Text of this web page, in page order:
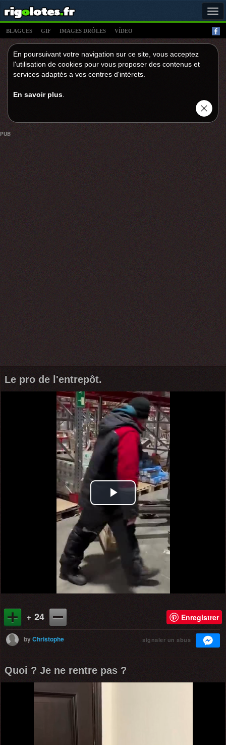
BLAGUES GIF IMAGES DRÔLES VÍDEO
En poursuivant votre navigation sur ce site, vous acceptez
l'utilisation de cookies pour vous proposer des contenus et
services adaptés a vos centres d'intérets.
En savoir plus
PUB
Le pro de l'entrepôt.
Play
Video
+ 24 Enregistrer
byChristophe signaler un abus
Quoi ? Je ne rentre pas ?